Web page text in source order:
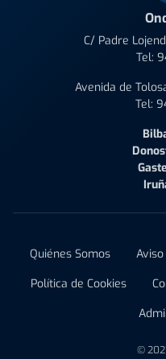
C/ Padre
Tel:
Avenida de
Tel:
Quiénes Somos
Política de Cookies
©